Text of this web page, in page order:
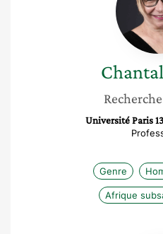
Chantal
Recherche
Université Paris
Genre
Afrique